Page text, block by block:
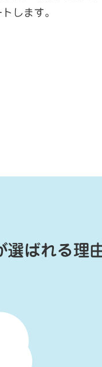
トします。
選ばれる理